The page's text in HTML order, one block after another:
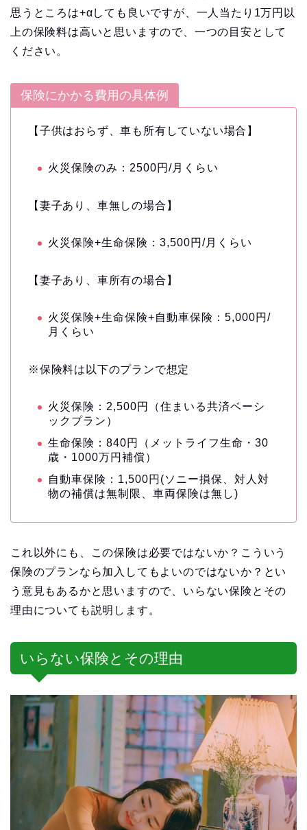
思うところは+αしても良いですが、一人当たり1万円以
上の保険料は高いと思いますので、一つの目安として
ください。
保険にかかる費用の具体例
【子供はおらず、車も所有していない場合】
火災保険のみ：2500円/月くらい
【妻子あり、車無しの場合】
火災保険+生命保険：3,500円/月くらい
【妻子あり、車所有の場合】
火災保険+生命保険+自動車保険：5,000円/
月くらい
※保険料は以下のプランで想定
火災保険：2,500円（住まいる共済ベーシ
ックプラン）
生命保険：840円（メットライフ生命・30
歳・1000万円補償）
自動車保険：1,500円(ソニー損保、対人対
物の補償は無制限、車両保険は無し)
これ以外にも、この保険は必要ではないか？こういう
保険のプランなら加入してもよいのではないか？とい
う意見もあるかと思いますので、いらない保険とその
理由についても説明します。
いらない保険とその理由